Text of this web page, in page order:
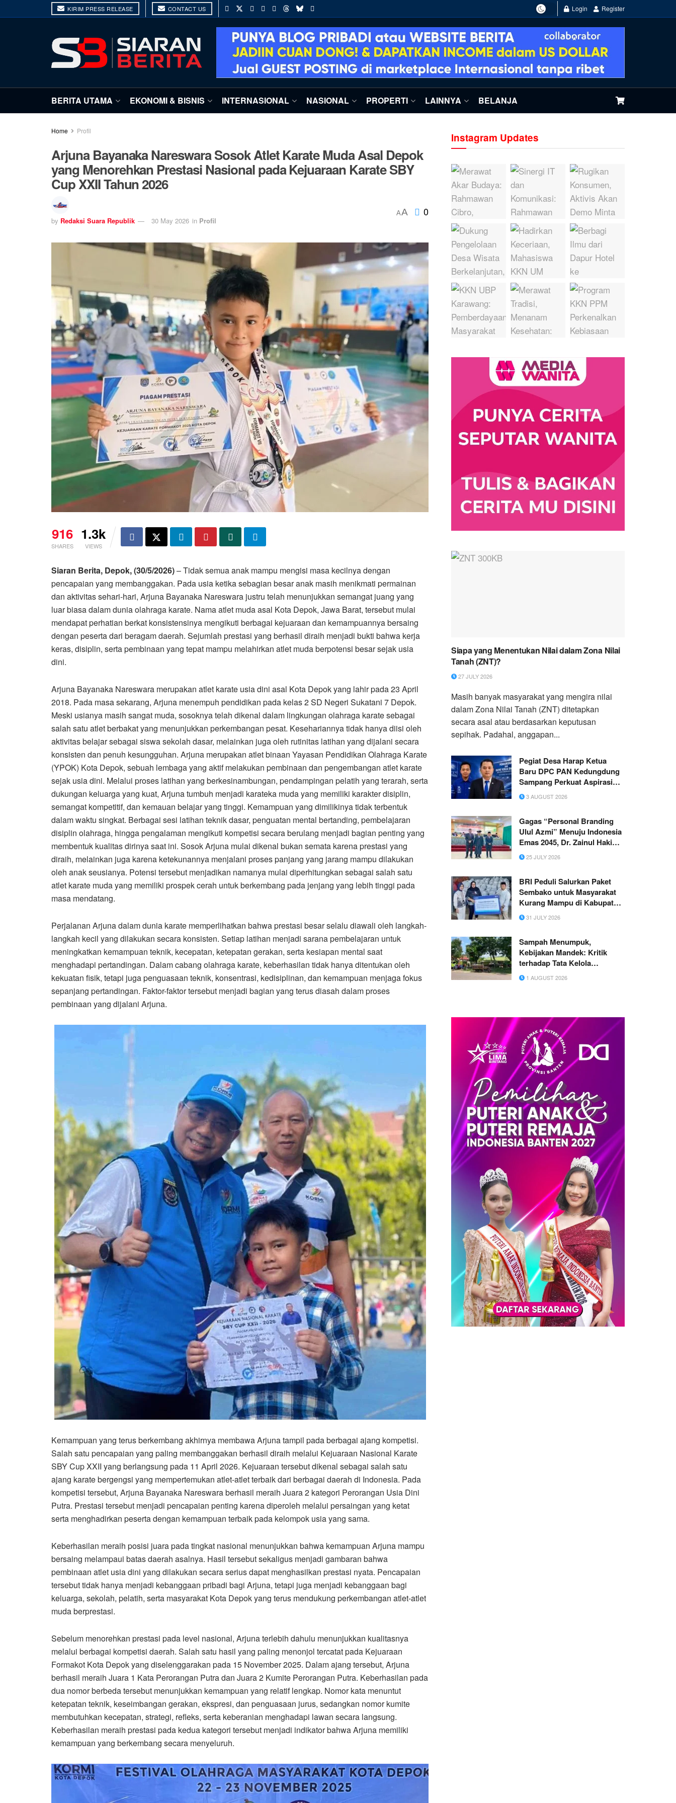
KIRIM PRESS RELEASE CONTACT US Login Register
BERITA UTAMA EKONOMI & BISNIS INTERNASIONAL NASIONAL PROPERTI LAINNYA BELANJA
Home Profil
Arjuna Bayanaka Nareswara Sosok Atlet Karate Muda Asal Depok
yang Menorehkan Prestasi Nasional pada Kejuaraan Karate SBY
Cup XXII Tahun 2026
by Redaksi Suara Republik 30 May 2026 in Profil
AA 0
916
SHARES
1.3k
VIEWS
Siaran Berita, Depok, (30/5/2026)– Tidak semua anak mampu mengisi masa kecilnya dengan
pencapaian yang membanggakan. Pada usia ketika sebagian besar anak masih menikmati permainan
dan aktivitas sehari-hari, Arjuna Bayanaka Nareswara justru telah menunjukkan semangat juang yang
luar biasa dalam dunia olahraga karate. Nama atlet muda asal Kota Depok, Jawa Barat, tersebut mulai
mendapat perhatian berkat konsistensinya mengikuti berbagai kejuaraan dan kemampuannya bersaing
dengan peserta dari beragam daerah. Sejumlah prestasi yang berhasil diraih menjadi bukti bahwa kerja
keras, disiplin, serta pembinaan yang tepat mampu melahirkan atlet muda berpotensi besar sejak usia
dini.
Arjuna Bayanaka Nareswara merupakan atlet karate usia dini asal Kota Depok yang lahir pada 23 April
2018. Pada masa sekarang, Arjuna menempuh pendidikan pada kelas 2 SD Negeri Sukatani 7 Depok.
Meski usianya masih sangat muda, sosoknya telah dikenal dalam lingkungan olahraga karate sebagai
salah satu atlet berbakat yang menunjukkan perkembangan pesat. Kesehariannya tidak hanya diisi oleh
aktivitas belajar sebagai siswa sekolah dasar, melainkan juga oleh rutinitas latihan yang dijalani secara
konsisten dan penuh kesungguhan. Arjuna merupakan atlet binaan Yayasan Pendidikan Olahraga Karate
(YPOK) Kota Depok, sebuah lembaga yang aktif melakukan pembinaan dan pengembangan atlet karate
sejak usia dini. Melalui proses latihan yang berkesinambungan, pendampingan pelatih yang terarah, serta
dukungan keluarga yang kuat, Arjuna tumbuh menjadi karateka muda yang memiliki karakter disiplin,
semangat kompetitif, dan kemauan belajar yang tinggi. Kemampuan yang dimilikinya tidak terbentuk
dalam waktu singkat. Berbagai sesi latihan teknik dasar, penguatan mental bertanding, pembelajaran
disiplin olahraga, hingga pengalaman mengikuti kompetisi secara berulang menjadi bagian penting yang
membentuk kualitas dirinya saat ini. Sosok Arjuna mulai dikenal bukan semata karena prestasi yang
diraih, melainkan juga karena ketekunannya menjalani proses panjang yang jarang mampu dilakukan
oleh anak seusianya. Potensi tersebut menjadikan namanya mulai diperhitungkan sebagai salah satu
atlet karate muda yang memiliki prospek cerah untuk berkembang pada jenjang yang lebih tinggi pada
masa mendatang.
Perjalanan Arjuna dalam dunia karate memperlihatkan bahwa prestasi besar selalu diawali oleh langkah-
langkah kecil yang dilakukan secara konsisten. Setiap latihan menjadi sarana pembelajaran untuk
meningkatkan kemampuan teknik, kecepatan, ketepatan gerakan, serta kesiapan mental saat
menghadapi pertandingan. Dalam cabang olahraga karate, keberhasilan tidak hanya ditentukan oleh
kekuatan fisik, tetapi juga penguasaan teknik, konsentrasi, kedisiplinan, dan kemampuan menjaga fokus
sepanjang pertandingan. Faktor-faktor tersebut menjadi bagian yang terus diasah dalam proses
pembinaan yang dijalani Arjuna.
Kemampuan yang terus berkembang akhirnya membawa Arjuna tampil pada berbagai ajang kompetisi.
Salah satu pencapaian yang paling membanggakan berhasil diraih melalui Kejuaraan Nasional Karate
SBY Cup XXII yang berlangsung pada 11 April 2026. Kejuaraan tersebut dikenal sebagai salah satu
ajang karate bergengsi yang mempertemukan atlet-atlet terbaik dari berbagai daerah di Indonesia. Pada
kompetisi tersebut, Arjuna Bayanaka Nareswara berhasil meraih Juara 2 kategori Perorangan Usia Dini
Putra. Prestasi tersebut menjadi pencapaian penting karena diperoleh melalui persaingan yang ketat
serta menghadirkan peserta dengan kemampuan terbaik pada kelompok usia yang sama.
Keberhasilan meraih posisi juara pada tingkat nasional menunjukkan bahwa kemampuan Arjuna mampu
bersaing melampaui batas daerah asalnya. Hasil tersebut sekaligus menjadi gambaran bahwa
pembinaan atlet usia dini yang dilakukan secara serius dapat menghasilkan prestasi nyata. Pencapaian
tersebut tidak hanya menjadi kebanggaan pribadi bagi Arjuna, tetapi juga menjadi kebanggaan bagi
keluarga, sekolah, pelatih, serta masyarakat Kota Depok yang terus mendukung perkembangan atlet-atlet
muda berprestasi.
Sebelum menorehkan prestasi pada level nasional, Arjuna terlebih dahulu menunjukkan kualitasnya
melalui berbagai kompetisi daerah. Salah satu hasil yang paling menonjol tercatat pada Kejuaraan
Formakot Kota Depok yang diselenggarakan pada 15 November 2025. Dalam ajang tersebut, Arjuna
berhasil meraih Juara 1 Kata Perorangan Putra dan Juara 2 Kumite Perorangan Putra. Keberhasilan pada
dua nomor berbeda tersebut menunjukkan kemampuan yang relatif lengkap. Nomor kata menuntut
ketepatan teknik, keseimbangan gerakan, ekspresi, dan penguasaan jurus, sedangkan nomor kumite
membutuhkan kecepatan, strategi, refleks, serta keberanian menghadapi lawan secara langsung.
Keberhasilan meraih prestasi pada kedua kategori tersebut menjadi indikator bahwa Arjuna memiliki
kemampuan yang berkembang secara menyeluruh.
Instagram Updates
Siapa yang Menentukan Nilai dalam Zona Nilai
Tanah (ZNT)?
27 JULY 2026
Masih banyak masyarakat yang mengira nilai
dalam Zona Nilai Tanah (ZNT) ditetapkan
secara asal atau berdasarkan keputusan
sepihak. Padahal, anggapan...
Pegiat Desa Harap Ketua
Baru DPC PAN Kedungdung
Sampang Perkuat Aspirasi
Warga
3 AUGUST 2026
Gagas “Personal Branding
Ulul Azmi” Menuju Indonesia
Emas 2045, Dr. Zainul Hakim,
Lc., M.Si. Resmi Raih Gelar
Doktor di Universitas PTIQ
25 JULY 2026
BRI Peduli Salurkan Paket
Sembako untuk Masyarakat
Kurang Mampu di Kabupaten
Probolinggo
31 JULY 2026
Sampah Menumpuk,
Kebijakan Mandek: Kritik
terhadap Tata Kelola
Persampahan Kota Jambi
1 AUGUST 2026